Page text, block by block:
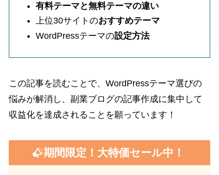
有料テーマと無料テーマの違い
上位30サイトのおすすめテーマ
WordPressテーマの設定方法
この記事を読むことで、WordPressテーマ選びの
悩みが解消し、副業ブログの記事作成に集中して
収益化を達成されることを願っています！
期間限定！大特価セール中！